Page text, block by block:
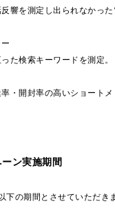
響を測定し出られなかっ
た検索キーワードを測定。
・開封率の高いショートメ
ン実施期間
下の期間とさせていただき